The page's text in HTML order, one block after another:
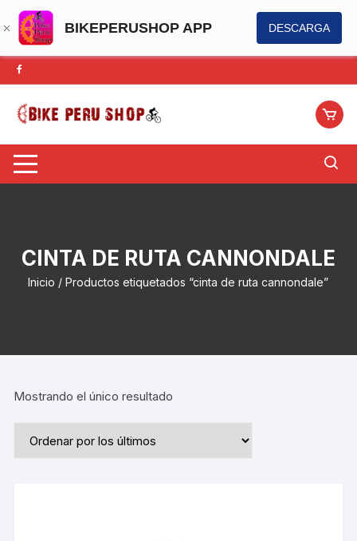
BIKEPERUSHOP APP DESCARGA
Saltar
al
contenido
CINTA DE RUTA CANNONDALE
Inicio / Productos etiquetados “cinta de ruta cannondale”
Mostrando el único resultado